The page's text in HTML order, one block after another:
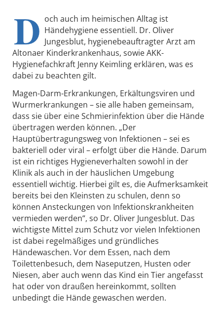
D och auch im heimischen Alltag ist
Händehygiene essentiell. Dr. Oliver
Jungesblut, hygienebeauftragter Arzt am
Altonaer Kinderkrankenhaus, sowie AKK-
Hygienefachkraft Jenny Keimling erklären, was es
dabei zu beachten gilt.
Magen-Darm-Erkrankungen, Erkältungsviren und
Wurmerkrankungen – sie alle haben gemeinsam,
dass sie über eine Schmierinfektion über die Hände
übertragen werden können. „Der
Hauptübertragungsweg von Infektionen – sei es
bakteriell oder viral – erfolgt über die Hände. Darum
ist ein richtiges Hygieneverhalten sowohl in der
Klinik als auch in der häuslichen Umgebung
essentiell wichtig. Hierbei gilt es, die Aufmerksamkeit
bereits bei den Kleinsten zu schulen, denn so
können Ansteckungen von Infektionskrankheiten
vermieden werden“, so Dr. Oliver Jungesblut. Das
wichtigste Mittel zum Schutz vor vielen Infektionen
ist dabei regelmäßiges und gründliches
Händewaschen. Vor dem Essen, nach dem
Toilettenbesuch, dem Naseputzen, Husten oder
Niesen, aber auch wenn das Kind ein Tier angefasst
hat oder von draußen hereinkommt, sollten
unbedingt die Hände gewaschen werden.